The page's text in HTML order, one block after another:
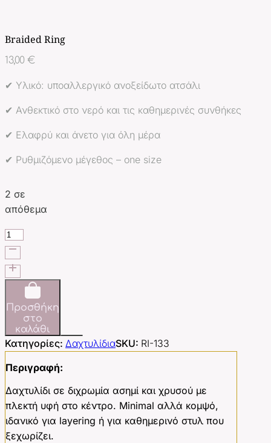
Braided Ring
13,00 €
✔ Υλικό: υποαλλεργικό ανοξείδωτο ατσάλι
✔ Ανθεκτικό στο νερό και τις καθημερινές συνθήκες
✔ Ελαφρύ και άνετο για όλη μέρα
✔ Ρυθμιζόμενο μέγεθος – one size
2 σε
απόθεμα
Braided
Ring
ποσότητα
Προσθήκη
στο
καλάθι
Κατηγορίες: ΔαχτυλίδιαSKU: RI-133
Περιγραφή:
Δαχτυλίδι σε διχρωμία ασημί και χρυσού με
πλεκτή υφή στο κέντρο. Minimal αλλά κομψό,
ιδανικό για layering ή για καθημερινό στυλ που
ξεχωρίζει.